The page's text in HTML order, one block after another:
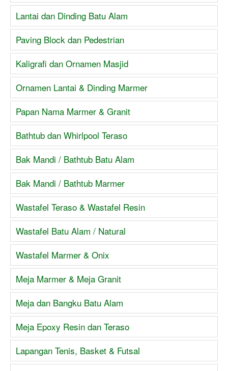
Lantai dan Dinding Batu Alam
Paving Block dan Pedestrian
Kaligrafi dan Ornamen Masjid
Ornamen Lantai & Dinding Marmer
Papan Nama Marmer & Granit
Bathtub dan Whirlpool Teraso
Bak Mandi / Bathtub Batu Alam
Bak Mandi / Bathtub Marmer
Wastafel Teraso & Wastafel Resin
Wastafel Batu Alam / Natural
Wastafel Marmer & Onix
Meja Marmer & Meja Granit
Meja dan Bangku Batu Alam
Meja Epoxy Resin dan Teraso
Lapangan Tenis, Basket & Futsal